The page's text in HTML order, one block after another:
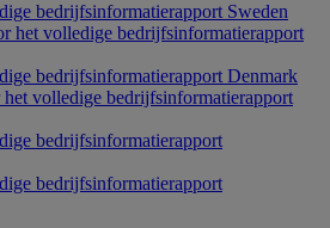
Sweden
Denmark